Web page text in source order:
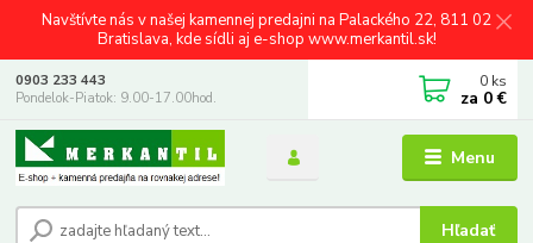
Navštívte nás v našej kamennej predajni na Palackého 22, 811 02
Bratislava, kde sídli aj e-shop www.merkantil.sk!
Menu
Hľadať
0903 233 443
Pondelok-Piatok: 9.00-17.00hod.
0 ks
za 0 €